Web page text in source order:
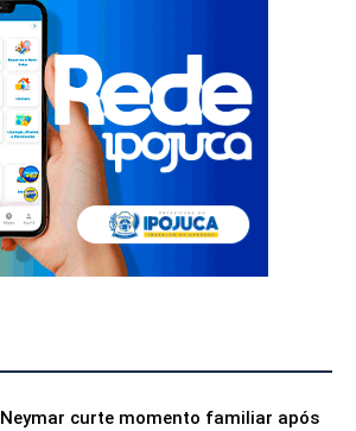
Neymar curte momento familiar após